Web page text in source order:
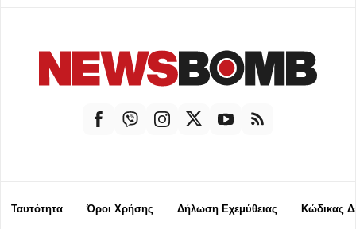
Ταυτότητα Όροι Χρήσης Δήλωση Εχεμύθειας Κώδικας